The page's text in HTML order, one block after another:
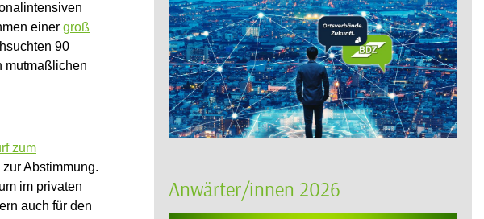
einer groß
90
mutmaßlichen
zum
zur Abstimmung.
im privaten
auch für den
Anwärter/innen 2026